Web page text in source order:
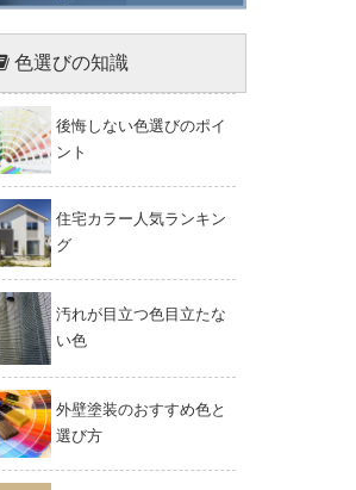
色選びの知識
後悔しない色選びのポイ
ント
住宅カラー人気ランキン
グ
汚れが目立つ色目立たな
い色
外壁塗装のおすすめ色と
選び方